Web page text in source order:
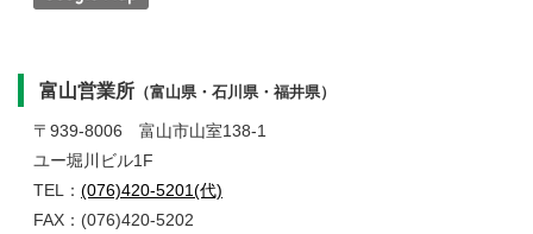
富山営業所 （富山県・石川県・福井県）
〒939-8006 富山市山室138-1
ユー堀川ビル1F
TEL： (076)420-5201(代)
FAX：(076)420-5202